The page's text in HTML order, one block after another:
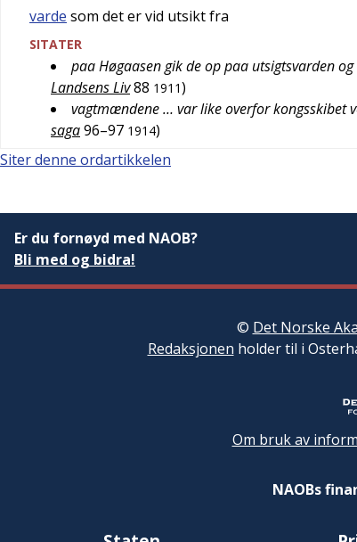
varde som det er vid utsikt fra
SITATER
paa Høgaasen gik de op paa utsigtsvarden
Landsens Liv88 1911)
vagtmændene … var like overfor kongsskibet
saga96–97 1914)
Siter denne ordartikkelen
Er du fornøyd med NAOB?
Bli med og bidra!
© Det Norske
Redaksjonen holder til i
Om bruk av
NAOBs